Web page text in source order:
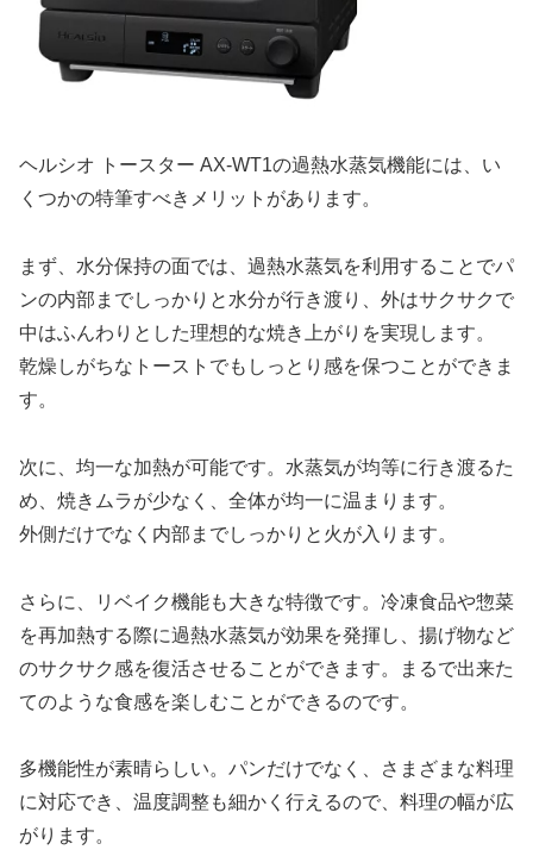
ヘルシオ トースター AX-WT1の過熱水蒸気機能には、い
くつかの特筆すべきメリットがあります。
まず、水分保持の面では、過熱水蒸気を利用することでパ
ンの内部までしっかりと水分が行き渡り、外はサクサクで
中はふんわりとした理想的な焼き上がりを実現します。
乾燥しがちなトーストでもしっとり感を保つことができま
す。
次に、均一な加熱が可能です。水蒸気が均等に行き渡るた
め、焼きムラが少なく、全体が均一に温まります。
外側だけでなく内部までしっかりと火が入ります。
さらに、リベイク機能も大きな特徴です。冷凍食品や惣菜
を再加熱する際に過熱水蒸気が効果を発揮し、揚げ物など
のサクサク感を復活させることができます。まるで出来た
てのような食感を楽しむことができるのです。
多機能性が素晴らしい。パンだけでなく、さまざまな料理
に対応でき、温度調整も細かく行えるので、料理の幅が広
がります。